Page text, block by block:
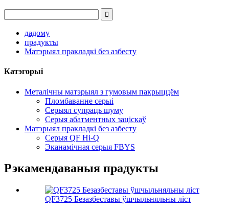
дадому
прадукты
Матэрыял пракладкі без азбесту
Катэгорыі
Металічны матэрыял з гумовым пакрыццём
Пломбаванне серыі
Серыял супраць шуму
Серыя абатментных заціскаў
Матэрыял пракладкі без азбесту
Серыя QF Hi-Q
Эканамічная серыя FBYS
Рэкамендаваныя прадукты
QF3725 Безазбеставы ўшчыльняльны ліст